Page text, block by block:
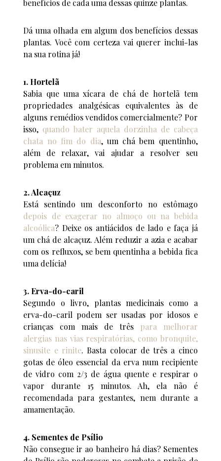
benefícios de cada uma dessas quinze plantas.
Dá uma olhada em algum dos benefícios dessas
plantas. Você com certeza vai querer inclui-las
na sua rotina já!
1. Hortelã
Sabia que uma xícara de chá de hortelã tem
propriedades analgésicas equivalentes às de
alguns remédios vendidos comercialmente? Por
isso, quando bater aquela dorzinha de cabeça
chata no fim do dia, um chá bem quentinho,
além de relaxar, vai ajudar a resolver seu
problema em minutos.
2. Alcaçuz
Está sentindo um desconforto no estômago
depois de exagerar no almoço ou na bebida
alcoólica? Deixe os antiácidos de lado e faça já
um chá de alcaçuz. Além reduzir a azia e acabar
com os refluxos, se bem quentinha a bebida fica
uma delícia!
3. Erva-do-caril
Segundo o livro, plantas medicinais como a
erva-do-caril podem ser usadas por idosos e
crianças com mais de três para melhorar
alergias nas vias respiratórias, como bronquite,
sinusite e rinite. Basta colocar de três a cinco
gotas de óleo essencial da erva num recipiente
de vidro com 2/3 de água quente e respirar o
vapor durante 15 minutos. Ah, ela não é
recomendada para gestantes, nem durante a
amamentação.
4. Sementes de Psílio
Não consegue ir ao banheiro há dias? Sementes